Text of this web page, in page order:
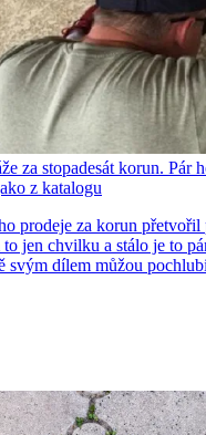
za stopadesát korun. Pár
z katalogu
prodeje za korun přetvořil
jen chvilku a stálo je to
svým dílem můžou